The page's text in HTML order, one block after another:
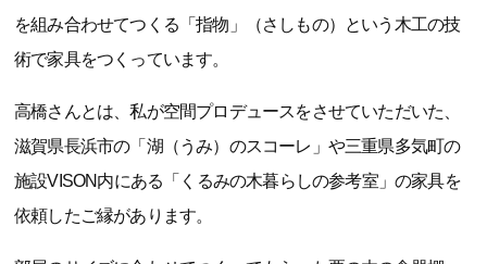
を組み合わせてつくる「指物」（さしもの）という木工の技
術で家具をつくっています。
高橋さんとは、私が空間プロデュースをさせていただいた、
滋賀県長浜市の「湖（うみ）のスコーレ」や三重県多気町の
施設VISON内にある「くるみの木暮らしの参考室」の家具を
依頼したご縁があります。